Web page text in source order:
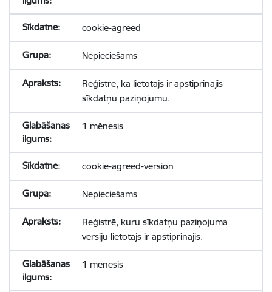
cookie-agreed
Nepieciešams
Reģistrē, ka lietotājs ir apstiprinājis
sīkdatņu paziņojumu.
1 mēnesis
cookie-agreed-version
Nepieciešams
Reģistrē, kuru sīkdatņu paziņojuma
versiju lietotājs ir apstiprinājis.
1 mēnesis